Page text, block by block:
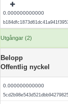
0.000000000000
Utgångar (2)
Belopp
Offentlig nyckel
0.000000000000